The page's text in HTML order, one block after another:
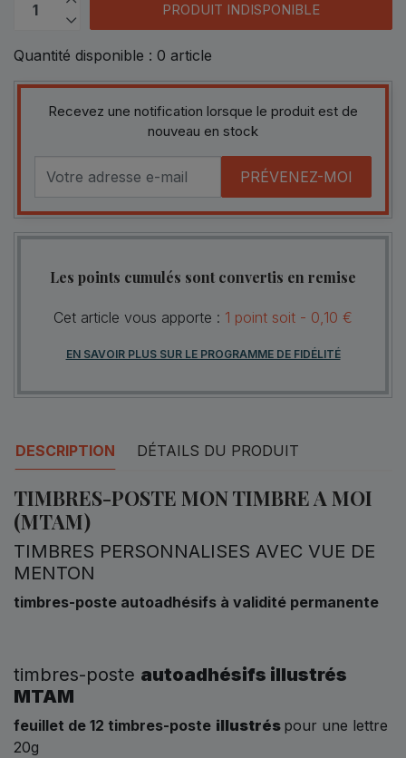
PRODUIT INDISPONIBLE
Quantité disponible : 0 article
Recevez une notification lorsque le produit est de
nouveau en stock
PRÉVENEZ-MOI
Les points cumulés sont convertis en remise
Cet article vous apporte : 1 point soit - 0,10 €
EN SAVOIR PLUS SUR LE PROGRAMME DE FIDÉLITÉ
DESCRIPTION DÉTAILS DU PRODUIT
TIMBRES-POSTE MON TIMBRE A MOI
(MTAM)
TIMBRES PERSONNALISES AVEC VUE DE
MENTON
timbres-poste autoadhésifs à validité permanente
timbres-poste autoadhésifs illustrés
MTAM
feuillet de 12 timbres-poste illustrés pour une lettre
20g